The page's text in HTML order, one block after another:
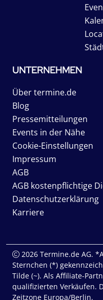
UNTERNEHMEN
Über termine.de
Blog
Pressemitteilungen
Events in der Nähe
Cookie-Einstellungen
Impressum
AGB
AGB kostenpflichtige
Datenschutzerklärung
Karriere
2026 Termine.de AG.
Sternchen (*)
Tilde (~). Als Affiliate-
qualifizierten Verkäufen.
Zeitzone Europa/Berlin.